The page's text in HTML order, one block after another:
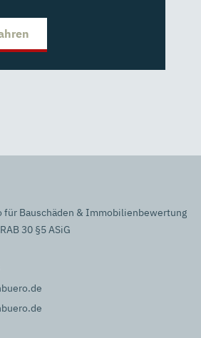
für Bauschäden & Immobilienbewertung
30 §5 ASiG